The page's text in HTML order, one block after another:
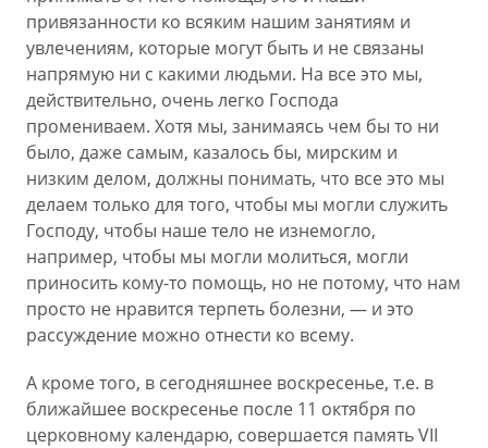
привязанности ко всяким нашим занятиям и
увлечениям, которые могут быть и не связаны
напрямую ни с какими людьми. На все это мы,
действительно, очень легко Господа
промениваем. Хотя мы, занимаясь чем бы то ни
было, даже самым, казалось бы, мирским и
низким делом, должны понимать, что все это мы
делаем только для того, чтобы мы могли служить
Господу, чтобы наше тело не изнемогло,
например, чтобы мы могли молиться, могли
приносить кому-то помощь, но не потому, что нам
просто не нравится терпеть болезни, — и это
рассуждение можно отнести ко всему.
А кроме того, в сегодняшнее воскресенье, т.е. в
ближайшее воскресенье после 11 октября по
церковному календарю, совершается память VII